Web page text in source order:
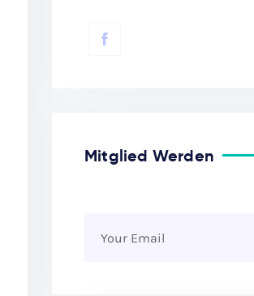
Mitglied Werden